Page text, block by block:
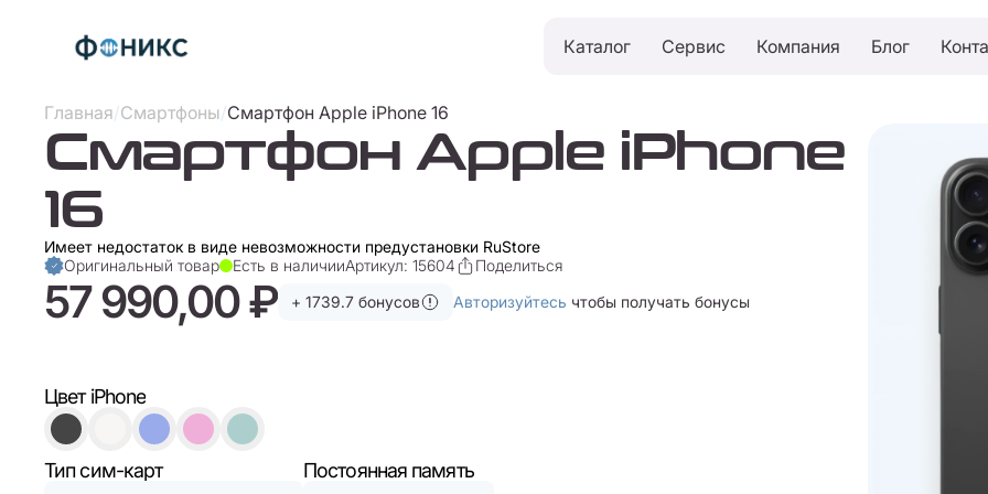
Каталог Сервис Компания Блог
Главная/Смартфоны/Смартфон Apple iPhone 16
Смартфон Apple iPhone
16
Имеет недостаток в виде невозможности предустановки RuStore
Оригинальный товар
Есть в наличииАртикул: 15604 Поделиться
57 990,00 ₽ + 1739.7 бонусов Авторизуйтесь чтобы получать бонусы
Цвет iPhone
Тип сим-карт Постоянная память